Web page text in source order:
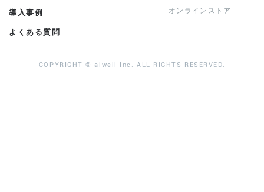
導入事例
よくある質問
オンラインストア
COPYRIGHT © aiwell Inc. ALL RIGHTS RESERVED.